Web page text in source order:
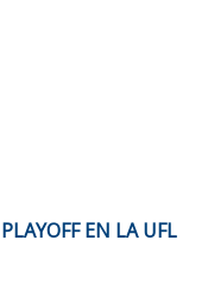
PLAYOFF EN LA UFL